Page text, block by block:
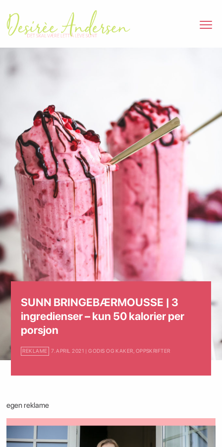
SUNN BRINGEBÆRMOUSSE | 3
ingredienser – kun 50 kalorier per
porsjon
REKLAME 7. APRIL 2021 | GODIS OG KAKER, OPPSKRIFTER
egen reklame